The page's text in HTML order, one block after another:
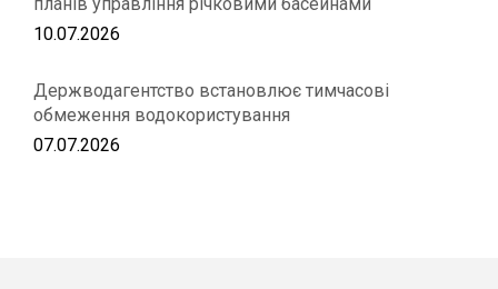
10.07.2026
Держводагентство встановлює тимчасові
обмеження водокористування
07.07.2026